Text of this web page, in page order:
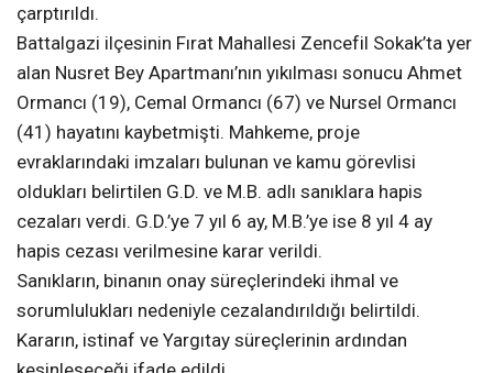
çarptırıldı.
Battalgazi ilçesinin Fırat Mahallesi Zencefil Sokak’ta yer
alan Nusret Bey Apartmanı’nın yıkılması sonucu Ahmet
Ormancı (19), Cemal Ormancı (67) ve Nursel Ormancı
(41) hayatını kaybetmişti. Mahkeme, proje
evraklarındaki imzaları bulunan ve kamu görevlisi
oldukları belirtilen G.D. ve M.B. adlı sanıklara hapis
cezaları verdi. G.D.’ye 7 yıl 6 ay, M.B.’ye ise 8 yıl 4 ay
hapis cezası verilmesine karar verildi.
Sanıkların, binanın onay süreçlerindeki ihmal ve
sorumlulukları nedeniyle cezalandırıldığı belirtildi.
Kararın, istinaf ve Yargıtay süreçlerinin ardından